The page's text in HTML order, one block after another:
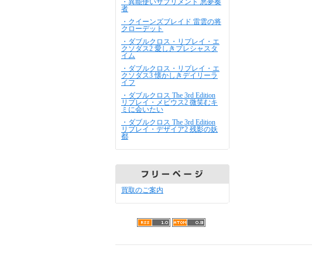
者
・クイーンズブレイド 雷雲の将
クローデット
・ダブルクロス・リプレイ・エ
クソダス2 愛しきプレシャスタ
イム
・ダブルクロス・リプレイ・エ
クソダス3 懐かしきデイリーラ
イフ
・ダブルクロス The 3rd Edition
リプレイ・メビウス2 微笑むキ
ミに会いたい
・ダブルクロス The 3rd Edition
リプレイ・デザイア2 残影の妖
都
買取のご案内